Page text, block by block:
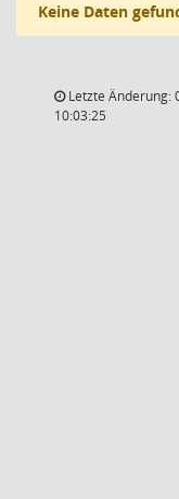
Keine Daten
Letzte Änderung:
10:03:25